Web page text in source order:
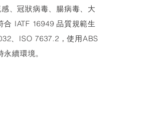
、冠狀病毒、腸病毒、大
IATF 16949 品質規範生
、ISO 7637.2，使用ABS
續環境。